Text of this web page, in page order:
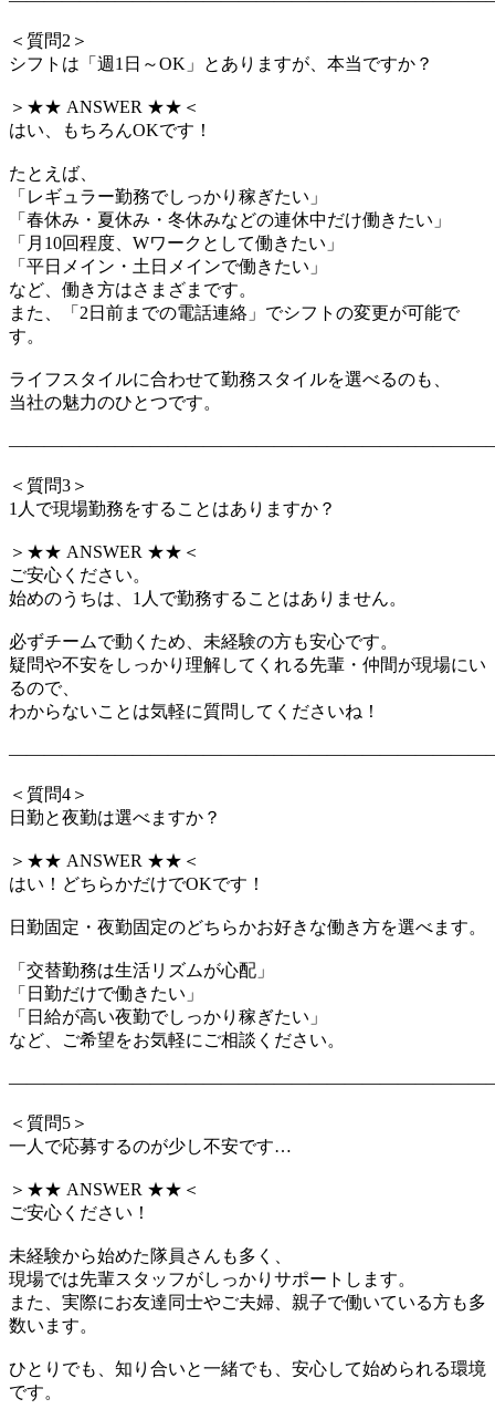
＜質問2＞
シフトは「週1日～OK」とありますが、本当ですか？
＞★★ ANSWER ★★＜
はい、もちろんOKです！
たとえば、
「レギュラー勤務でしっかり稼ぎたい」
「春休み・夏休み・冬休みなどの連休中だけ働きたい」
「月10回程度、Wワークとして働きたい」
「平日メイン・土日メインで働きたい」
など、働き方はさまざまです。
また、「2日前までの電話連絡」でシフトの変更が可能で
す。
ライフスタイルに合わせて勤務スタイルを選べるのも、
当社の魅力のひとつです。
＜質問3＞
1人で現場勤務をすることはありますか？
＞★★ ANSWER ★★＜
ご安心ください。
始めのうちは、1人で勤務することはありません。
必ずチームで動くため、未経験の方も安心です。
疑問や不安をしっかり理解してくれる先輩・仲間が現場にい
るので、
わからないことは気軽に質問してくださいね！
＜質問4＞
日勤と夜勤は選べますか？
＞★★ ANSWER ★★＜
はい！どちらかだけでOKです！
日勤固定・夜勤固定のどちらかお好きな働き方を選べます。
「交替勤務は生活リズムが心配」
「日勤だけで働きたい」
「日給が高い夜勤でしっかり稼ぎたい」
など、ご希望をお気軽にご相談ください。
＜質問5＞
一人で応募するのが少し不安です…
＞★★ ANSWER ★★＜
ご安心ください！
未経験から始めた隊員さんも多く、
現場では先輩スタッフがしっかりサポートします。
また、実際にお友達同士やご夫婦、親子で働いている方も多
数います。
ひとりでも、知り合いと一緒でも、安心して始められる環境
です。